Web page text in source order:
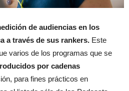
de audiencias en los
a través de sus rankers. Este
varios de los programas que se
por cadenas
para fines prácticos en